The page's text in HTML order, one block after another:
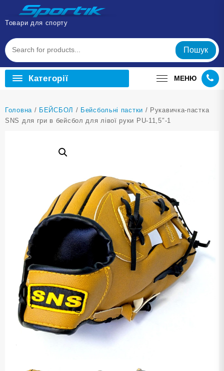
Перейти
вмісту
Товари для спорту
Пошук
Категорії МЕНЮ
Головна / БЕЙСБОЛ / Бейсбольні пастки / Рукавичка-пастка
SNS для гри в бейсбол для лівої руки PU-11,5″-1